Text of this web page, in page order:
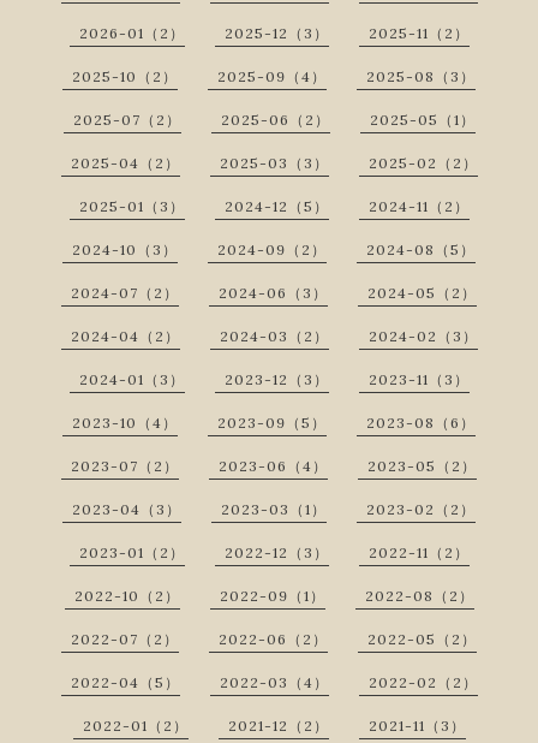
2026-01（2） 2025-12（3） 2025-11（2）
2025-10（2） 2025-09（4） 2025-08（3）
2025-07（2） 2025-06（2） 2025-05（1）
2025-04（2） 2025-03（3） 2025-02（2）
2025-01（3） 2024-12（5） 2024-11（2）
2024-10（3） 2024-09（2） 2024-08（5）
2024-07（2） 2024-06（3） 2024-05（2）
2024-04（2） 2024-03（2） 2024-02（3）
2024-01（3） 2023-12（3） 2023-11（3）
2023-10（4） 2023-09（5） 2023-08（6）
2023-07（2） 2023-06（4） 2023-05（2）
2023-04（3） 2023-03（1） 2023-02（2）
2023-01（2） 2022-12（3） 2022-11（2）
2022-10（2） 2022-09（1） 2022-08（2）
2022-07（2） 2022-06（2） 2022-05（2）
2022-04（5） 2022-03（4） 2022-02（2）
2022-01（2） 2021-12（2） 2021-11（3）